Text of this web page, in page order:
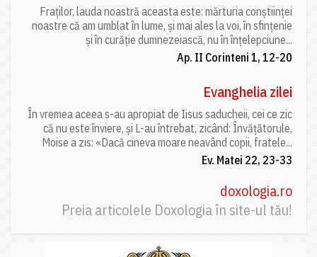
Fraților, lauda noastră aceasta este: mărturia conștiinței
noastre că am umblat în lume, și mai ales la voi, în sfințenie
și în curăție dumnezeiască, nu în înțelepciune...
Ap. II Corinteni 1, 12-20
Evanghelia zilei
În vremea aceea s-au apropiat de Iisus saducheii, cei ce zic
că nu este înviere, și L-au întrebat, zicând: Învățătorule,
Moise a zis: «Dacă cineva moare neavând copii, fratele...
Ev. Matei 22, 23-33
doxologia.ro
Preia articolele Doxologia în site-ul tău!